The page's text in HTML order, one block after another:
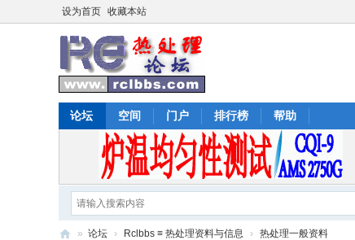
设为首页 收藏本站
论坛 空间 门户 排行榜 帮助
» 论坛 › Rclbbs ≡ 热处理资料与信息 › 热处理一般资料